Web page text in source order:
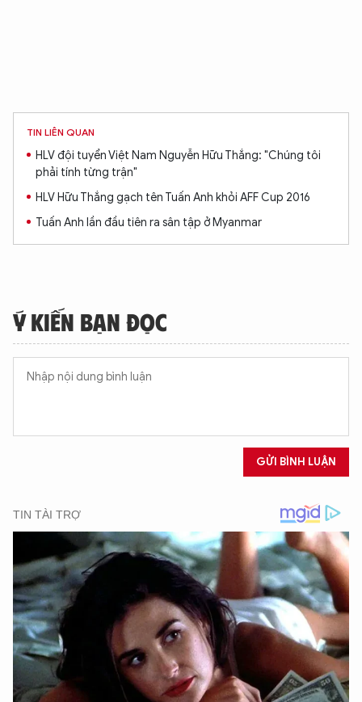
TIN LIÊN QUAN
HLV đội tuyển Việt Nam Nguyễn Hữu Thắng: "Chúng tôi
phải tính từng trận"
HLV Hữu Thắng gạch tên Tuấn Anh khỏi AFF Cup 2016
Tuấn Anh lần đầu tiên ra sân tập ở Myanmar
Ý KIẾN BẠN ĐỌC
GỬI BÌNH LUẬN
XIN CHÀO,
Hãy hỏi tôi bất kỳ điều gì bạn cần biết về